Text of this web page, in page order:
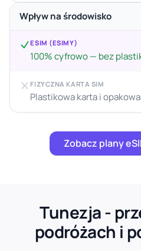
Wpływ na środowisko
ESIM (ESIMY)
100% cyfrowo — bez
FIZYCZNA KARTA SIM
Plastikowa karta i
Zobacz plany
Tunezja -
podróżach i